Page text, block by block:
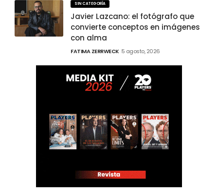
SIN CATEGORÍA
Javier Lazcano: el fotógrafo que
convierte conceptos en imágenes
con alma
FATIMA ZERRWECK 5 agosto, 2026